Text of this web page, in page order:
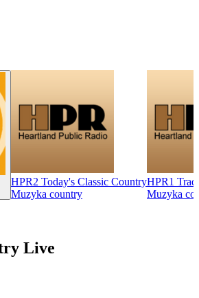
HPR2 Today's Classic Country
Muzyka country
HPR1
Muzyka
Live